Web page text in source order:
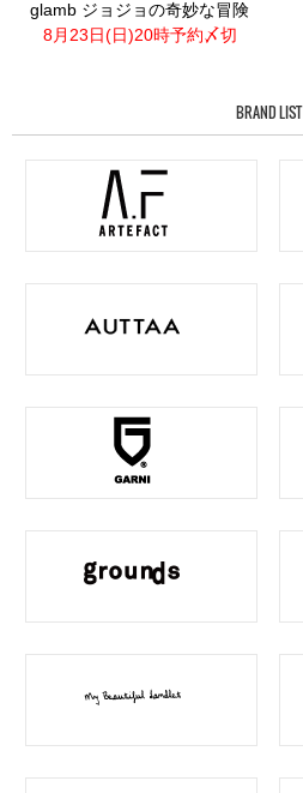
glamb ジョジョの奇妙な冒険
8月23日(日)20時予約〆切
BRAND LIST